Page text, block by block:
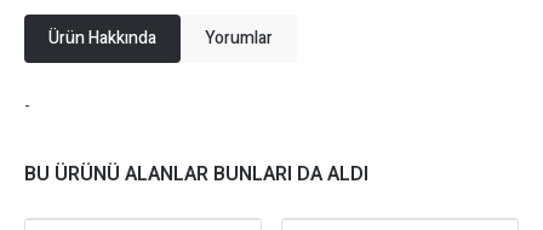
Ürün Hakkında Yorumlar
-
BU ÜRÜNÜ ALANLAR BUNLARI DA ALDI